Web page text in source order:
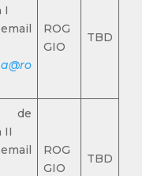
I
ROG
GIO
TBD
II
ROG
GIO
TBD